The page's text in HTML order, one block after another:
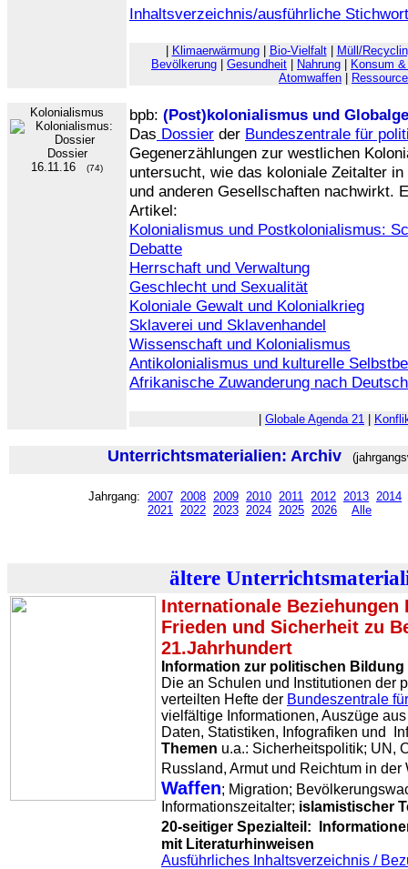
Inhaltsverzeichnis/ausführliche
Klimaerwärmung| Bio-Vielfalt|
Müll/
Bevölkerung
Gesundheit Nahrung
Konsum
Atomwaffen
Kolonialismus
Dossier
16.11.16
(74)
bpb: (Post)kolonialismus und
Das Dossier der Bundeszentrale für
Gegenerzählungen zur westlichen
untersucht, wie das koloniale Zeitalter
und anderen Gesellschaften nachwirkt.
Artikel:
Kolonialismus und Postkolonialismus:
Debatte
Herrschaft und Verwaltung
Geschlecht und Sexualität
Koloniale Gewalt und Kolonialkrieg
Sklaverei und Sklavenhandel
Wissenschaft und Kolonialismus
Antikolonialismus und kulturelle
Afrikanische Zuwanderung nach
Globale Agenda 21
Unterrichtsmaterialien: Archiv
Jahrgang: 2007 2008 2009 2010 2011 2012 2013 2014
2021 2022 2023 2024 2025 2026 Alle
ältere
Internationale
Frieden und Sicherheit zu
21.Jahrhundert
Information zur politischen Bildung
Die an Schulen und Institutionen der
verteilten Hefte der Bundeszentrale
vielfältige Informationen, Auszüge
Daten, Statistiken, Infografiken und
Themen u.a.: Sicherheitspolitik; UN,
Russland, Armut und Reichtum in
Waffen; Migration;
Informationszeitalter; islamistischer
20-seitiger Spezialteil:
mit Literaturhinweisen
Ausführliches Inhaltsverzeichnis /